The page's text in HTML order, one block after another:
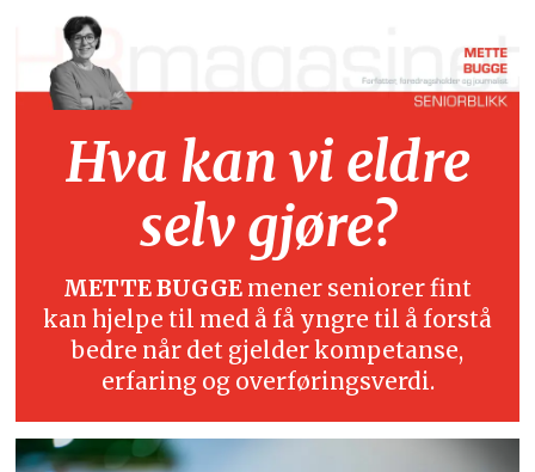
Hva kan vi eldre
selv gjøre?
METTE BUGGE mener seniorer fint
kan hjelpe til med å få yngre til å forstå
bedre når det gjelder kompetanse,
erfaring og overføringsverdi.